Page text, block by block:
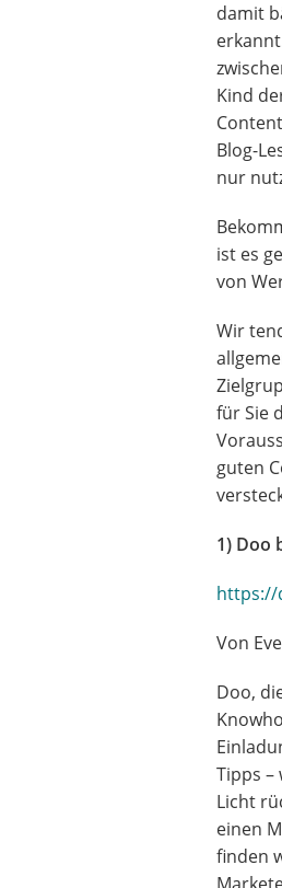
damit
Kind
Blog-
nur
ist es
von
Wir
für Sie
guten
1) Doo
https://
Von
Doo,
Tipps
Licht
einen
finden